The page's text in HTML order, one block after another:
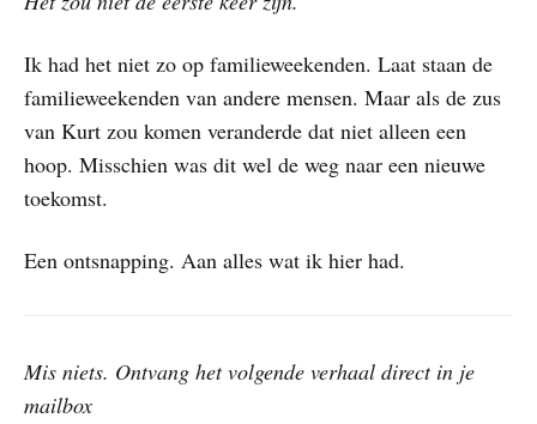
Ik had het niet zo op familieweekenden. Laat staan de
familieweekenden van andere mensen. Maar als de zus
van Kurt zou komen veranderde dat niet alleen een
hoop. Misschien was dit wel de weg naar een nieuwe
toekomst.
Een ontsnapping. Aan alles wat ik hier had.
Mis niets. Ontvang het volgende verhaal direct in je
mailbox